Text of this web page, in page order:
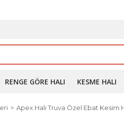
RENGE GÖRE HALI KESME HALI
Apex Halı Truva Özel Ebat Kesim